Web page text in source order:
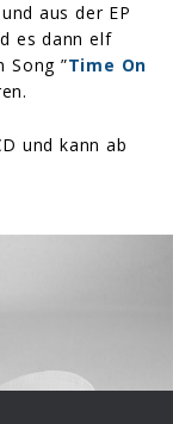
aus der EP
es dann elf
Song ”Time On
und kann ab